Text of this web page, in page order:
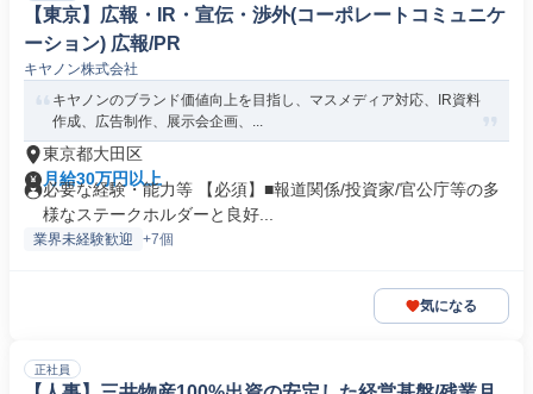
【東京】広報・IR・宣伝・渉外(コーポレートコミュニケ
ーション) 広報/PR
キヤノン株式会社
キヤノンのブランド価値向上を目指し、マスメディア対応、IR資料
作成、広告制作、展示会企画、...
東京都大田区
月給30万円以上
必要な経験・能力等 【必須】■報道関係/投資家/官公庁等の多
様なステークホルダーと良好...
業界未経験歓迎 +7個
気になる
正社員